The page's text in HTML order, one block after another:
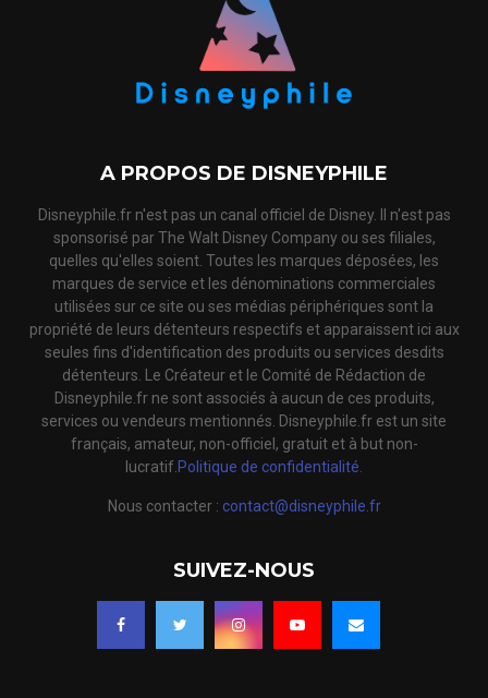
A PROPOS DE DISNEYPHILE
Disneyphile.fr n'est pas un canal officiel de Disney. Il n'est pas
sponsorisé par The Walt Disney Company ou ses filiales,
quelles qu'elles soient. Toutes les marques déposées, les
marques de service et les dénominations commerciales
utilisées sur ce site ou ses médias périphériques sont la
propriété de leurs détenteurs respectifs et apparaissent ici aux
seules fins d'identification des produits ou services desdits
détenteurs. Le Créateur et le Comité de Rédaction de
Disneyphile.fr ne sont associés à aucun de ces produits,
services ou vendeurs mentionnés. Disneyphile.fr est un site
français, amateur, non-officiel, gratuit et à but non-
lucratif. Politique de confidentialité.
Nous contacter : contact@disneyphile.fr
SUIVEZ-NOUS